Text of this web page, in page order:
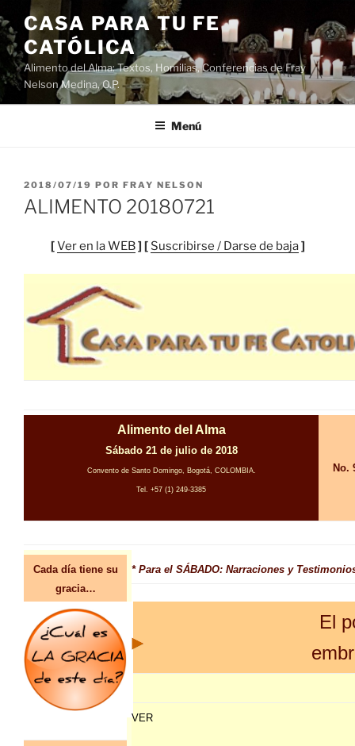
Saltar
al
contenido
CASA PARA TU FE
CATÓLICA
Alimento del Alma: Textos, Homilias, Conferencias de Fray
Nelson Medina, O.P.
Menú
PUBLICADO
EL
2018/07/19 POR FRAY NELSON
ALIMENTO 20180721
[Ver en la WEB] [ Suscribirse / Darse de baja]
Alimento del Alma
Sábado 21 de julio de 2018
Convento de Santo Domingo, Bogotá, COLOMBIA.
Tel. +57 (1) 249-3385
No.
Cada día tiene su
gracia…
* Para el SÁBADO: Narraciones y
El
VER